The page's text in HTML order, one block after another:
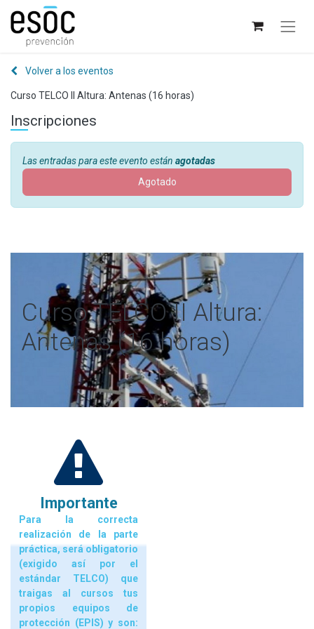
Volver a los eventos
Curso TELCO II Altura: Antenas (16 horas)
Inscripciones
Las entradas para este evento están agotadas
Agotado
Curso TELCO II Altura:
Antenas (16 horas)
Importante
Para la correcta
realización de la parte
práctica, será obligatorio
(exigido así por el
estándar TELCO) que
traigas al cursos tus
propios equipos de
protección (EPIS) y son: